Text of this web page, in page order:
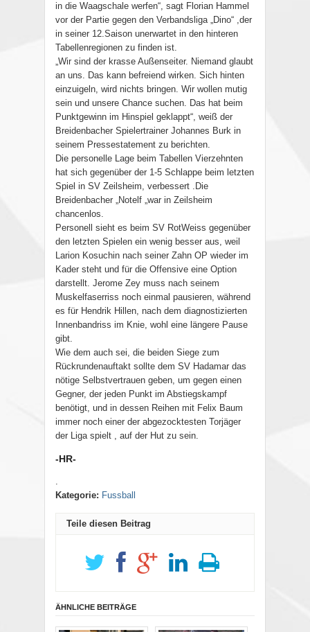
in die Waagschale werfen“, sagt Florian Hammel
vor der Partie gegen den Verbandsliga „Dino“ ,der
in seiner 12.Saison unerwartet in den hinteren
Tabellenregionen zu finden ist.
„Wir sind der krasse Außenseiter. Niemand glaubt
an uns. Das kann befreiend wirken. Sich hinten
einzuigeln, wird nichts bringen. Wir wollen mutig
sein und unsere Chance suchen. Das hat beim
Punktgewinn im Hinspiel geklappt“, weiß der
Breidenbacher Spielertrainer Johannes Burk in
seinem Pressestatement zu berichten.
Die personelle Lage beim Tabellen Vierzehnten
hat sich gegenüber der 1-5 Schlappe beim letzten
Spiel in SV Zeilsheim, verbessert .Die
Breidenbacher „Notelf „war in Zeilsheim
chancenlos.
Personell sieht es beim SV RotWeiss gegenüber
den letzten Spielen ein wenig besser aus, weil
Larion Kosuchin nach seiner Zahn OP wieder im
Kader steht und für die Offensive eine Option
darstellt. Jerome Zey muss nach seinem
Muskelfaserriss noch einmal pausieren, während
es für Hendrik Hillen, nach dem diagnostizierten
Innenbandriss im Knie, wohl eine längere Pause
gibt.
Wie dem auch sei, die beiden Siege zum
Rückrundenauftakt sollte dem SV Hadamar das
nötige Selbstvertrauen geben, um gegen einen
Gegner, der jeden Punkt im Abstiegskampf
benötigt, und in dessen Reihen mit Felix Baum
immer noch einer der abgezocktesten Torjäger
der Liga spielt , auf der Hut zu sein.
-HR-
.
Kategorie: Fussball
Teile diesen Beitrag
ÄHNLICHE BEITRÄGE